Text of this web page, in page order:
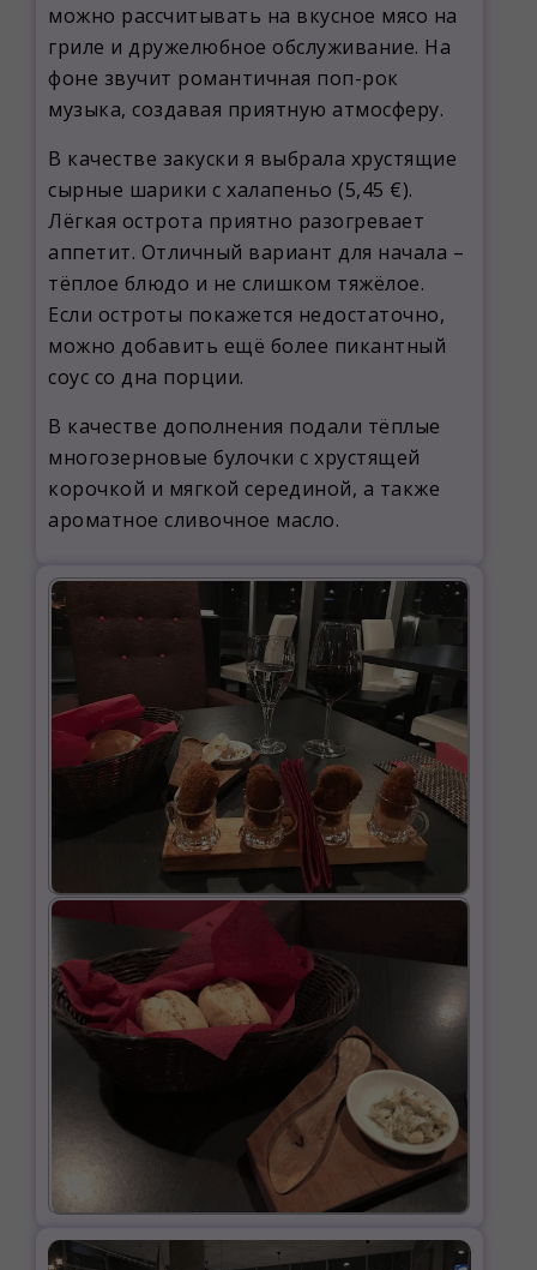
можно рассчитывать на вкусное мясо на
гриле и дружелюбное обслуживание. На
фоне звучит романтичная поп-рок
музыка, создавая приятную атмосферу.
В качестве закуски я выбрала хрустящие
сырные шарики с халапеньо (5,45 €).
Лёгкая острота приятно разогревает
аппетит. Отличный вариант для начала –
тёплое блюдо и не слишком тяжёлое.
Если остроты покажется недостаточно,
можно добавить ещё более пикантный
соус со дна порции.
В качестве дополнения подали тёплые
многозерновые булочки с хрустящей
корочкой и мягкой серединой, а также
ароматное сливочное масло.